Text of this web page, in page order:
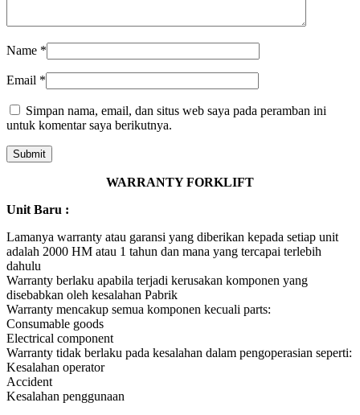
Name *
Email *
Simpan nama, email, dan situs web saya pada peramban ini
untuk komentar saya berikutnya.
WARRANTY FORKLIFT
Unit Baru :
Lamanya warranty atau garansi yang diberikan kepada setiap unit
adalah 2000 HM atau 1 tahun dan mana yang tercapai terlebih
dahulu
Warranty berlaku apabila terjadi kerusakan komponen yang
disebabkan oleh kesalahan Pabrik
Warranty mencakup semua komponen kecuali parts:
Consumable goods
Electrical component
Warranty tidak berlaku pada kesalahan dalam pengoperasian seperti:
Kesalahan operator
Accident
Kesalahan penggunaan